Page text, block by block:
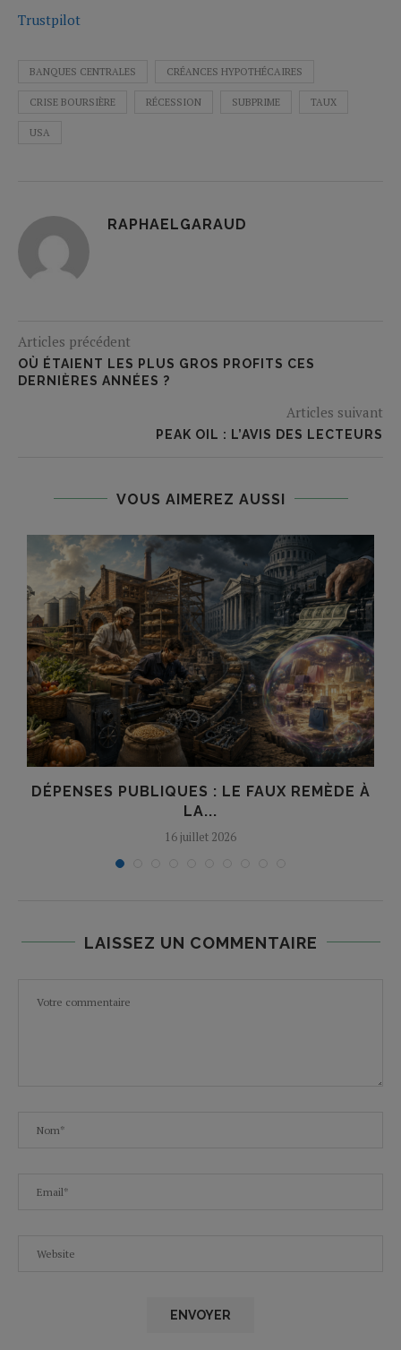
Trustpilot
BANQUES CENTRALES CRÉANCES HYPOTHÉCAIRES
CRISE BOURSIÈRE RÉCESSION SUBPRIME TAUX
USA
RAPHAELGARAUD
Articles précédent
OÙ ÉTAIENT LES PLUS GROS PROFITS CES
DERNIÈRES ANNÉES ?
Articles suivant
PEAK OIL : L’AVIS DES LECTEURS
VOUS AIMEREZ AUSSI
DÉPENSES PUBLIQUES : LE FAUX REMÈDE À
LA...
16 juillet 2026
LAISSEZ UN COMMENTAIRE